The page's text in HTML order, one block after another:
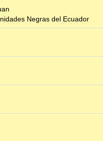
Negras del Ecuador